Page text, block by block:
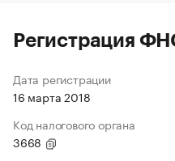
Регистрация
Дата регистрации
16 марта 2018
Код налогового органа
3668